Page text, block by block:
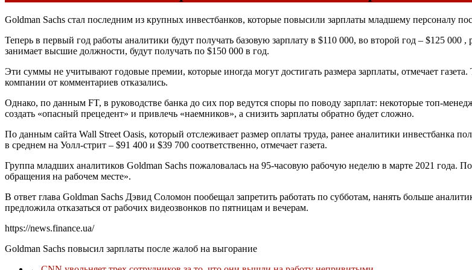
Goldman Sachs стал последним из крупных инвестбанков, которые повысили зарплаты младшему персоналу
Теперь в первый год работы аналитики будут получать базовую зарплату в $110 000, во второй год – $125
занимает высшие должности, будут получать по $150 000 в год.
Эти суммы не учитывают годовые премии, которые иногда могут достигать размера зарплаты, отмечает
компании от комментариев отказались.
Однако, по данным FT, в руководстве банка до сих пор ведутся споры по поводу зарплат: некоторые топ-
создать «опасный прецедент» и привлечь «наемников», а снизить зарплаты обратно будет сложно.
По данным сайта Wall Street Oasis, который отслеживает размер оплаты труда, ранее аналитики инвестбанка
в среднем на Уолл-стрит – $91 400 и $39 700 соответственно, отмечает газета.
Группа младших аналитиков Goldman Sachs пожаловалась на 95-часовую рабочую неделю в марте 2021 года.
обращения на рабочем месте».
В ответ глава Goldman Sachs Дэвид Соломон пообещал запретить работать по субботам, нанять больше
предложила отказаться от рабочих видеозвонков по пятницам и вечерам.
https://news.finance.ua/
Goldman Sachs повысил зарплаты после жалоб на выгорание